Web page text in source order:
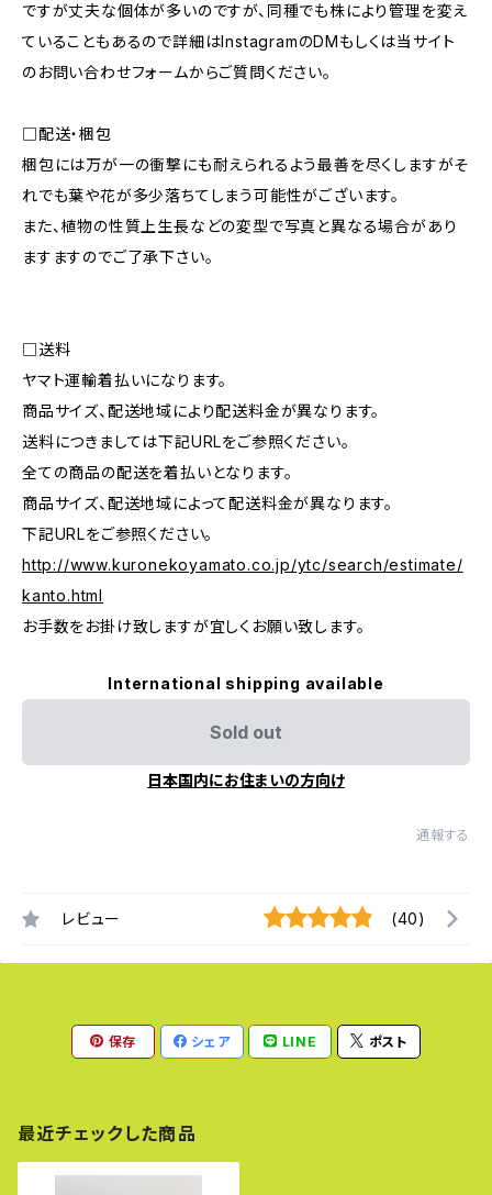
ですが丈夫な個体が多いのですが、同種でも株により管理を変え
ていることもあるので詳細はInstagramのDMもしくは当サイト
のお問い合わせフォームからご質問ください。
□配送・梱包
梱包には万が一の衝撃にも耐えられるよう最善を尽くしますがそ
れでも葉や花が多少落ちてしまう可能性がございます。
また、植物の性質上生長などの変型で写真と異なる場合があり
ますますのでご了承下さい。
□送料
ヤマト運輸着払いになります。
商品サイズ、配送地域により配送料金が異なります。
送料につきましては下記URLをご参照ください。
全ての商品の配送を着払いとなります。
商品サイズ、配送地域によって配送料金が異なります。
下記URLをご参照ください。
http://www.kuronekoyamato.co.jp/ytc/search/estimate/
kanto.html
お手数をお掛け致しますが宜しくお願い致します。
International shipping available
Sold out
日本国内にお住まいの方向け
通報する
レビュー (40)
保存 シェア LINE ポスト
最近チェックした商品